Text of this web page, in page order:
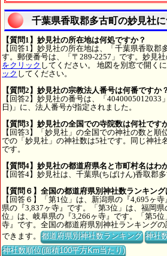
千葉県香取郡多古町の妙見社
【質問1】妙見社の所在地は何処ですか？
【回答1】妙見社の所在地は、「千葉県香取
す。郵便番号は、「〒289-2257」です。妙見社
をクリック してください。 地図を別窓で開くに
ック してください。
【質問2】妙見社の宗教法人番号は何番ですか？
【回答2】妙見社の番号は、「4040005012033
日)」に、法人番号が指定されました。
【質問3】妙見社の全国での寺院数は何社です
【回答3】「妙見社」の全国での神社の数と順
での「妙見社」の神社数は5社です。同じ神社
です。
【質問4】妙見社の都道府県名と市町村名はわ
【回答4】妙見社は、千葉県(ちばけん)香取郡
【質問６】全国の都道府県別神社数ランキング
【回答６】「第1位」は、新潟県の『4,695ヶ
県の『3,837ヶ寺』です。「第3位」は、福岡
位」は、岐阜県の『3,266ヶ寺』です。「第5
寺』です。全国の都道府県別神社ランキング
できます。都道府県別神社数ランキング 神社
神社数順位(面積100平方Km当たり)